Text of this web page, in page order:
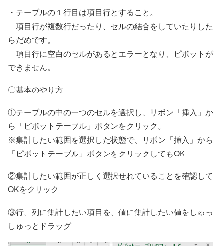
・テーブルの１行目は項目行とすること。
項目行が複数行だったり、セルの結合をしていたりした
らだめです。
項目行に空白のセルがあるとエラーとなり、ピボットが
できません。
〇基本のやり方
①テーブルの中の一つのセルを選択し、リボン「挿入」か
ら「ピボットテーブル」ボタンをクリック。
※集計したい範囲を選択した状態で、リボン「挿入」から
「ピボットテーブル」ボタンをクリックしてもOK
②集計したい範囲が正しく選択せれていることを確認して
OKをクリック
③行、列に集計したい項目を、値に集計したい値をしゅっ
しゅっとドラッグ